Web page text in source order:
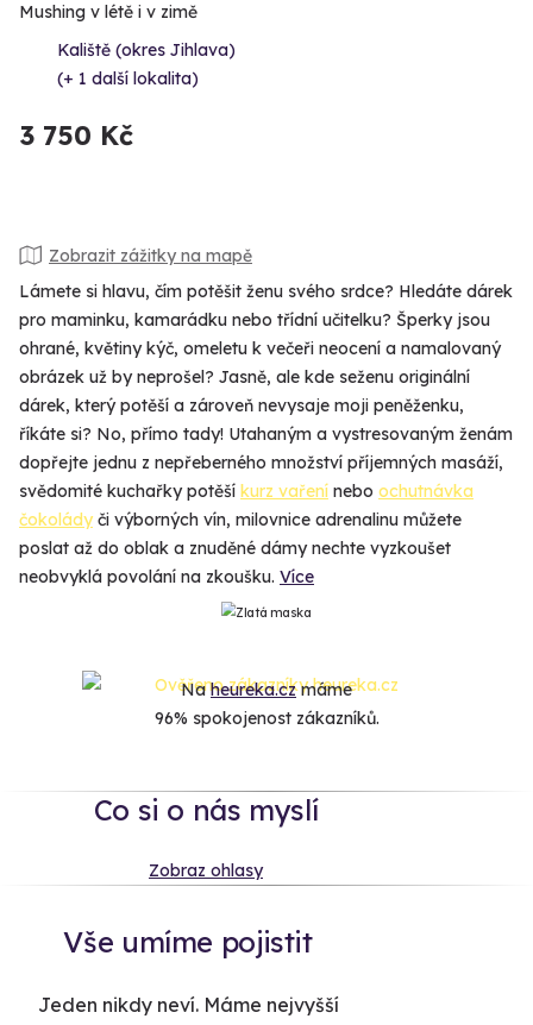
Mushing v létě i v zimě
Kaliště (okres Jihlava)
(+ 1 další lokalita)
3 750 Kč
Zobrazit zážitky na mapě
Lámete si hlavu, čím potěšit ženu svého srdce? Hledáte dárek
pro maminku, kamarádku nebo třídní učitelku? Šperky jsou
ohrané, květiny kýč, omeletu k večeři neocení a namalovaný
obrázek už by neprošel? Jasně, ale kde seženu originální
dárek, který potěší a zároveň nevysaje moji peněženku,
říkáte si? No, přímo tady! Utahaným a vystresovaným ženám
dopřejte jednu z nepřeberného množství příjemných masáží,
svědomité kuchařky potěší kurz vaření nebo ochutnávka
čokolády či výborných vín, milovnice adrenalinu můžete
poslat až do oblak a znuděné dámy nechte vyzkoušet
neobvyklá povolání na zkoušku. Více
Naheureka.czmáme
96% spokojenost zákazníků.
Co si o nás myslí
Zobraz ohlasy
Vše umíme pojistit
Jeden nikdy neví. Máme nejvyšší